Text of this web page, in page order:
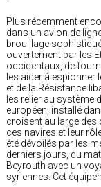
Plus récemment
dans un avion de
brouillage
ouvertement par les
occidentaux, de
les aider à espionner
et de la Résistance
les relier au système
européen, installé
croisent au large des
ces navires et leur
été dévoilés par les
derniers jours, du
Beyrouth avec un
syriennes. Cet